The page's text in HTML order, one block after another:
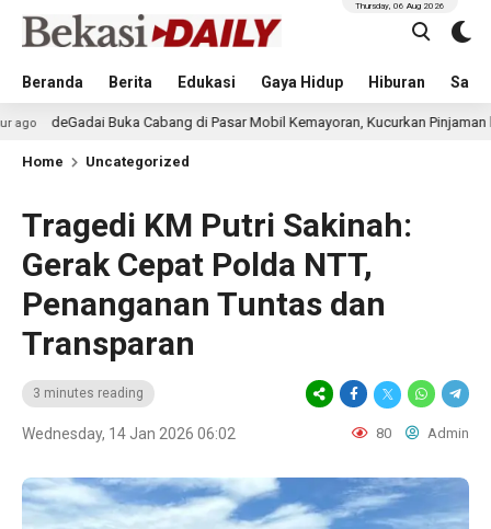
Beranda Berita Edukasi Gaya Hidup Hiburan
Thursday, 06 Aug 2026
Buka Cabang di Pasar Mobil Kemayoran, Kucurkan Pinjaman hingga Rp2
Home Uncategorized
Tragedi KM Putri Sakinah:
Gerak Cepat Polda NTT,
Penanganan Tuntas dan
Transparan
3 minutes reading
Wednesday, 14 Jan 2026 06:02 80 Admin